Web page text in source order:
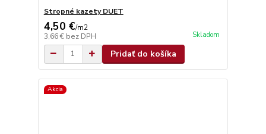
Stropné kazety DUET
4,50 €/m2
3,66 € bez DPH Skladom
Pridať do košíka
Akcia